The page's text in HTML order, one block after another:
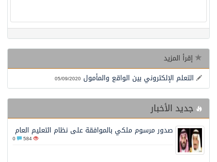
الهيئة العامة للأمن الغذائي تكثف جهودها للحد من الفقد والهدر الغذائي خلال موسم حج 1447هـ
محافظ عفيف يؤدي صلاة عيد الأضحى
إقرأ المزيد
التعلم الإلكتروني بين الواقع والمأمول 05/09/2020
جديد الأخبار
صدور مرسوم ملكي بالموافقة على نظام التعليم العام
584